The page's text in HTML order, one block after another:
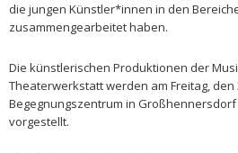
die jungen Künstler*innen in den
zusammengearbeitet haben.
Die künstlerischen Produktionen der
Theaterwerkstatt werden am Freitag, den
Begegnungszentrum in
vorgestellt.